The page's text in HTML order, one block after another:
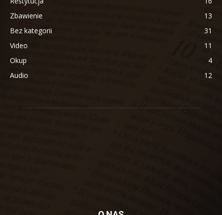
Zbawienie
13
Bez kategorii
31
Video
11
Okup
4
Audio
12